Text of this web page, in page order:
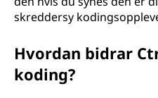
skreddersy
Hvordan bidrar
koding?